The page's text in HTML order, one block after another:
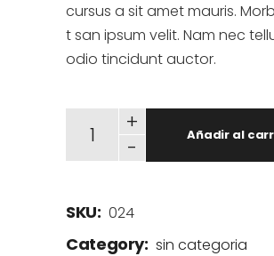
cursus a sit amet mauris.
t san ipsum velit. Nam nec
odio tincidunt auctor.
-
+
Añadir al
SKU: 024
Category: sin categoria